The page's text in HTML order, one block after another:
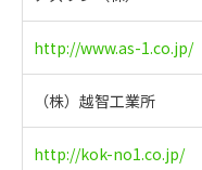
http://www.as-1.co.jp/
（株）越智工業所
http://kok-no1.co.jp/